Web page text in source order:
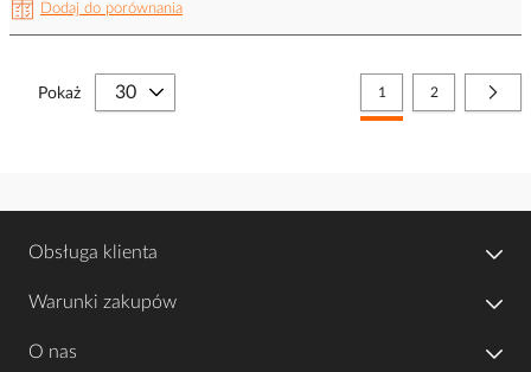
Dodaj do porównania
Strona
Aktualnie czytasz stronę
1 Strona
2
Pokaż
Obsługa klienta
Warunki zakupów
O nas